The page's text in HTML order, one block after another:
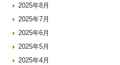
2025年8月
2025年7月
2025年6月
2025年5月
2025年4月